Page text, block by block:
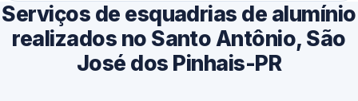
Serviços de esquadrias de alumínio
realizados no Santo Antônio, São
José dos Pinhais-PR